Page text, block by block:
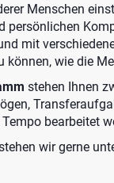
Menschen
persönlichen
mit
können, wie die
stehen Ihnen
bearbeitet
wir gerne